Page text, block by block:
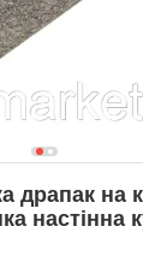
драпак на
настінна